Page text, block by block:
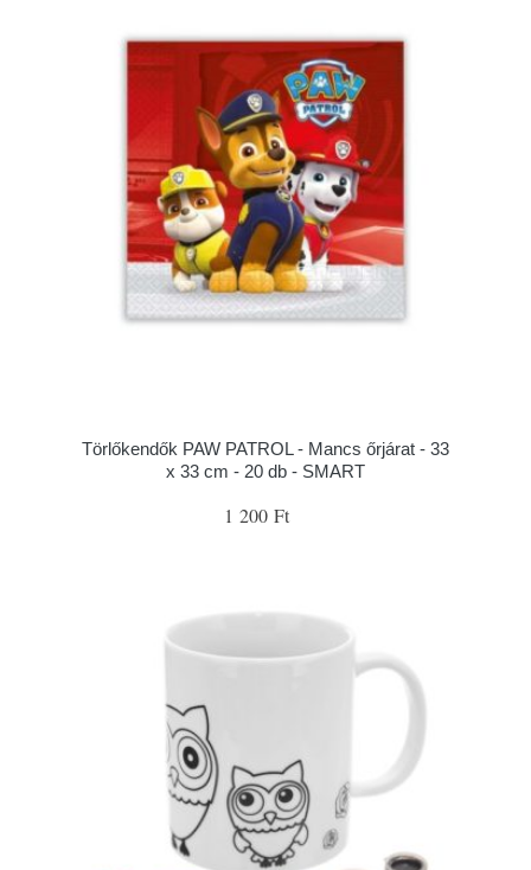
Törlőkendők PAW PATROL - Mancs őrjárat - 33
x 33 cm - 20 db - SMART
1 200 Ft